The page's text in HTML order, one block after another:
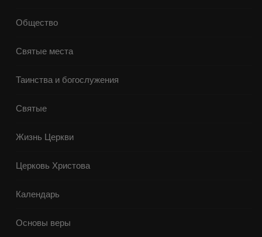
Общество
Святые места
Таинства и богослужения
Святые
Жизнь Церкви
Церковь Христова
Календарь
Основы веры